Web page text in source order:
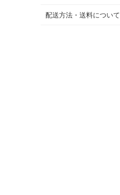
配送方法・送料について